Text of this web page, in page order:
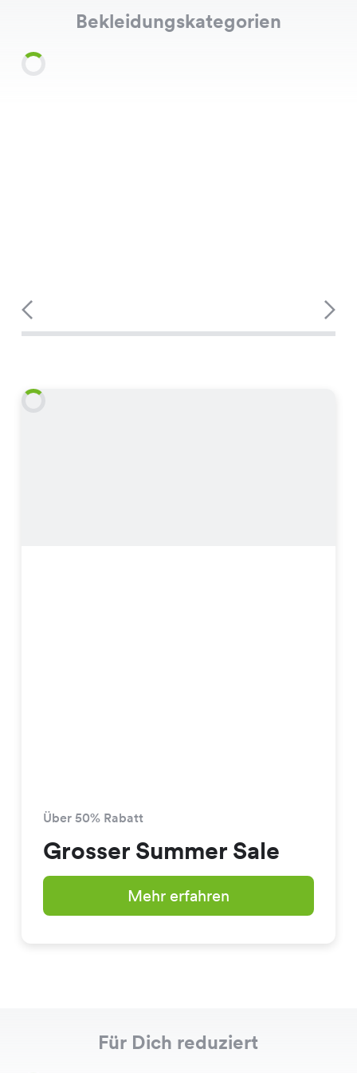
Bekleidungskategorien
Über 50% Rabatt
Grosser Summer Sale
Mehr erfahren
Für Dich reduziert